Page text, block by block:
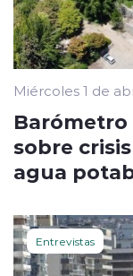
Miércoles 1 de
sobre
agua
Entrevistas